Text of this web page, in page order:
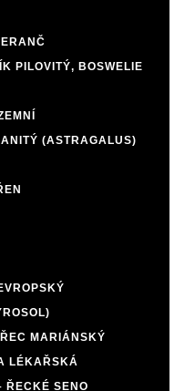
PILOVITÝ, BOSWELIE
(ASTRAGALUS)
MARIÁNSKÝ
LÉKAŘSKÁ
ŘECKÉ SENO